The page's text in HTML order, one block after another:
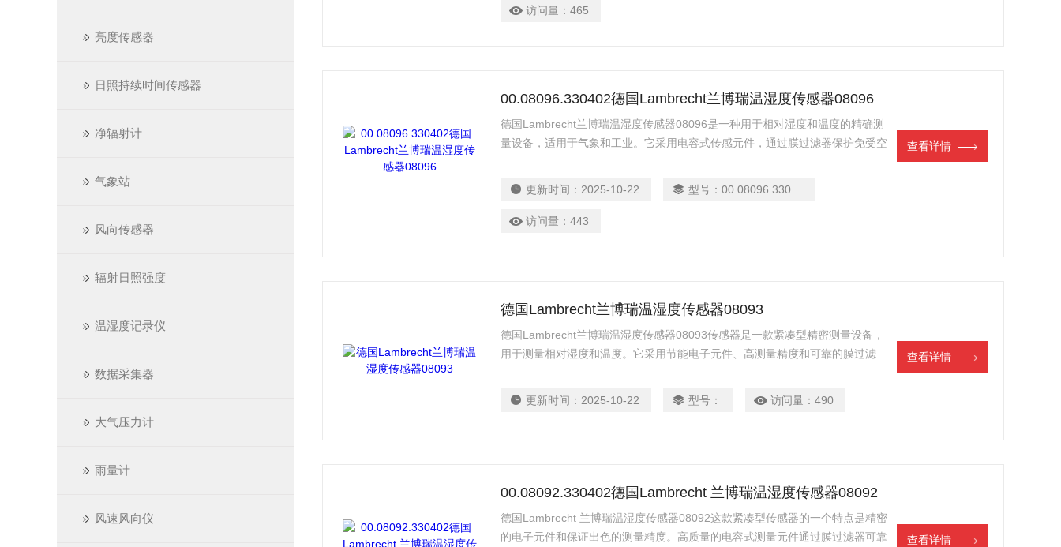
亮度传感器
日照持续时间传感器
净辐射计
气象站
风向传感器
辐射日照强度
温湿度记录仪
数据采集器
大气压力计
雨量计
风速风向仪
访问量：465
00.08096.330402德国Lambrecht兰博瑞温湿度传感器08096
德国Lambrecht兰博瑞温湿度传感器08096是一种用于相对湿度和温度的精确测
量设备，适用于气象和工业。它采用电容式传感元件，通过膜过滤器保护免受空
更新时间： 2025-10-22 型号：00.08096.330402
访问量：443
查看详情
德国Lambrecht兰博瑞温湿度传感器08093
德国Lambrecht兰博瑞温湿度传感器08093传感器是一款紧凑型精密测量设备，
用于测量相对湿度和温度。它采用节能电子元件、高测量精度和可靠的膜过滤
更新时间： 2025-10-22 型号： 访问量：490
查看详情
00.08092.330402德国Lambrecht 兰博瑞温湿度传感器08092
德国Lambrecht 兰博瑞温湿度传感器08092这款紧凑型传感器的一个特点是精密
的电子元件和保证出色的测量精度。高质量的电容式测量元件通过膜过滤器可靠
查看详情